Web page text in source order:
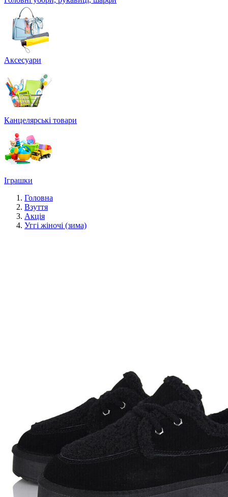
Аксесуари
Канцелярські товари
Іграшки
Головна
Взуття
Акція
Уггі жіночі (зима)